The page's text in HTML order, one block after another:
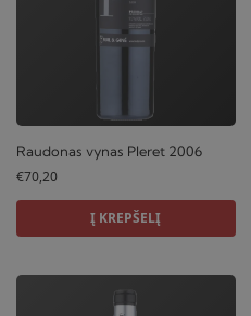
Raudonas vynas Pleret 2006
€70,20
Į KREPŠELĮ